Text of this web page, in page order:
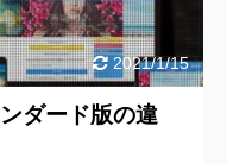
2021/1/15
ダード版の違